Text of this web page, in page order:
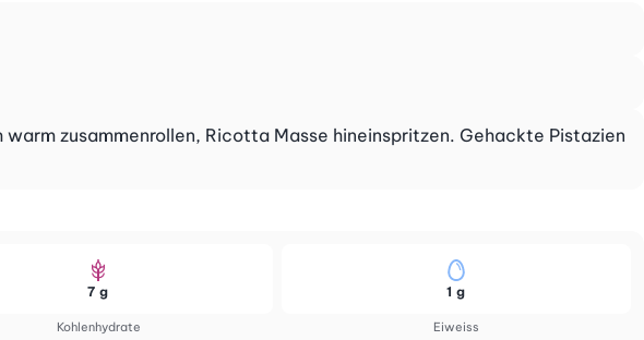
zusammenrollen, Ricotta Masse hineinspritzen. Gehackte Pistazien
Kohlenhydrate
7 g
Eiweiss
1 g